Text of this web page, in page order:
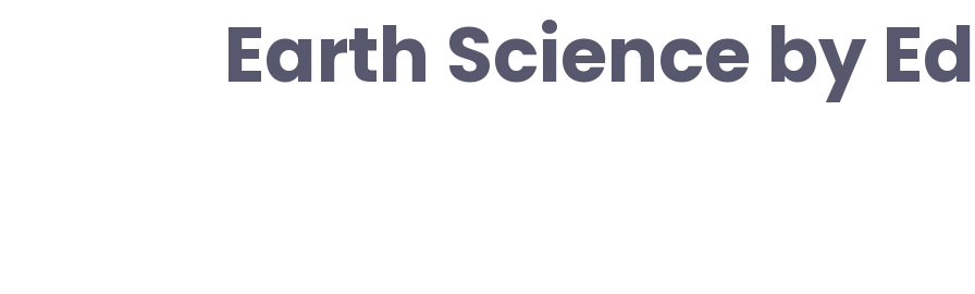
Earth Science by